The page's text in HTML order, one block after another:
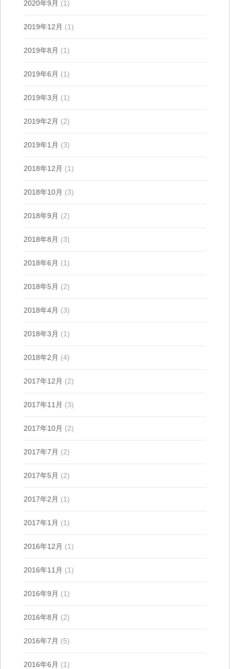
2020年9月 (1)
2019年12月 (1)
2019年8月 (1)
2019年6月 (1)
2019年3月 (1)
2019年2月 (2)
2019年1月 (3)
2018年12月 (1)
2018年10月 (3)
2018年9月 (2)
2018年8月 (3)
2018年6月 (1)
2018年5月 (2)
2018年4月 (3)
2018年3月 (1)
2018年2月 (4)
2017年12月 (2)
2017年11月 (3)
2017年10月 (2)
2017年7月 (2)
2017年5月 (2)
2017年2月 (1)
2017年1月 (1)
2016年12月 (1)
2016年11月 (1)
2016年9月 (1)
2016年8月 (2)
2016年7月 (5)
2016年6月 (1)